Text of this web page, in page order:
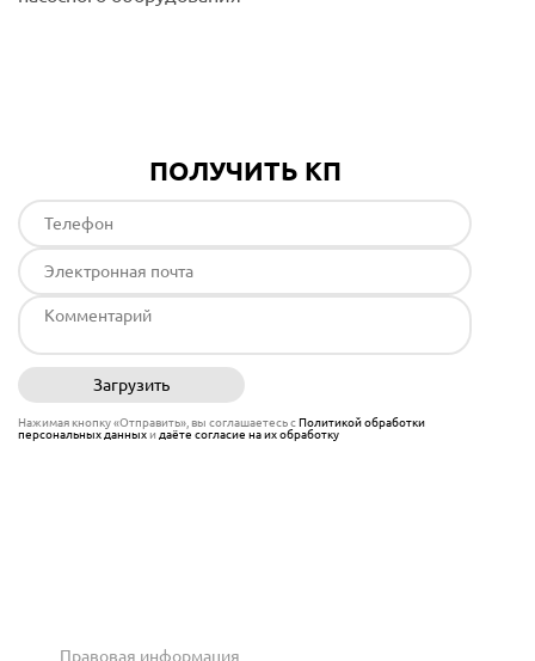
ПОЛУЧИТЬ КП
Загрузить
Нажимая кнопку «Отправить», вы соглашаетесь сПолитикой обработки
персональных данныхи даёте согласие на их обработку
Правовая информация